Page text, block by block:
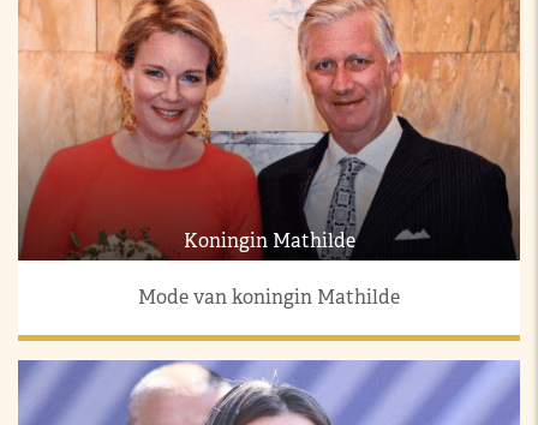
Koningin Mathilde
Mode van koningin Mathilde